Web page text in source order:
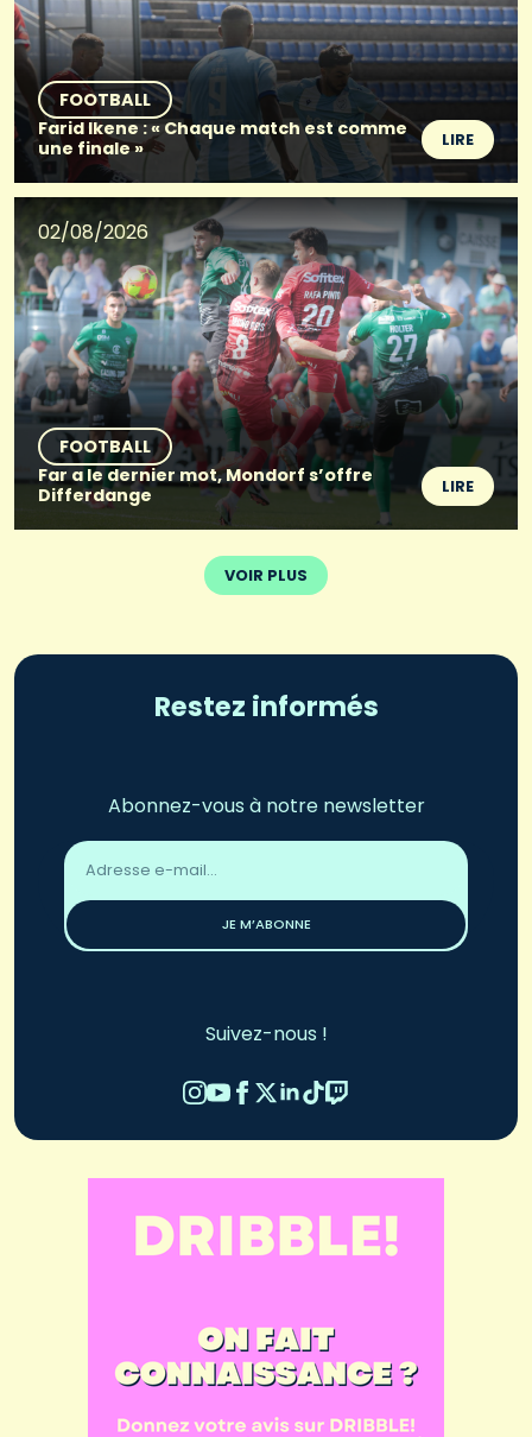
FOOTBALL
Farid Ikene : « Chaque match est comme
une finale »
LIRE
02/08/2026
FOOTBALL
Far a le dernier mot, Mondorf s’offre
Differdange
LIRE
VOIR PLUS
Restez informés
Abonnez-vous à notre newsletter
Adresse
email
JE M’ABONNE
Suivez-nous !